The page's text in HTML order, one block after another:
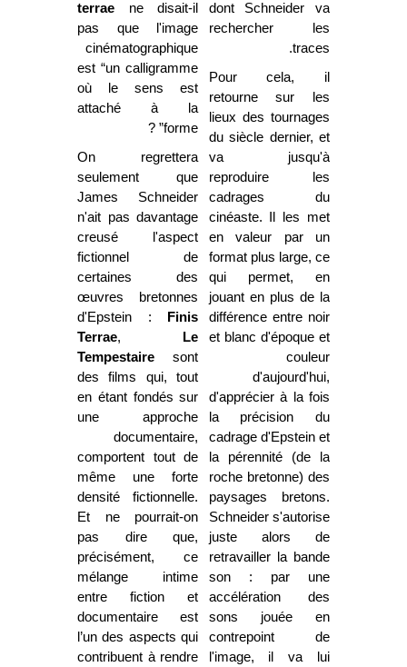
dont Schneider va
rechercher les
traces.
Pour cela, il
retourne sur les
lieux des tournages
du siècle dernier, et
va jusqu'à
reproduire les
cadrages du
cinéaste. Il les met
en valeur par un
format plus large, ce
qui permet, en
jouant en plus de la
différence entre noir
et blanc d'époque et
couleur
d'aujourd'hui,
d'apprécier à la fois
la précision du
cadrage d'Epstein et
la pérennité (de la
roche bretonne) des
paysages bretons.
Schneider s'autorise
juste alors de
retravailler la bande
son : par une
accélération des
sons jouée en
contrepoint de
l'image, il va lui
terrae ne disait-il
pas que l'image
cinématographique
est “un calligramme
où le sens est
attaché à la
forme” ?
On regrettera
seulement que
James Schneider
n'ait pas davantage
creusé l'aspect
fictionnel de
certaines des
œuvres bretonnes
d'Epstein :
Finis
Terrae,
Le
Tempestaire sont
des films qui, tout
en étant fondés sur
une approche
documentaire,
comportent tout de
même une forte
densité fictionnelle.
Et ne pourrait-on
pas dire que,
précisément, ce
mélange intime
entre fiction et
documentaire est
l’un des aspects qui
contribuent à rendre